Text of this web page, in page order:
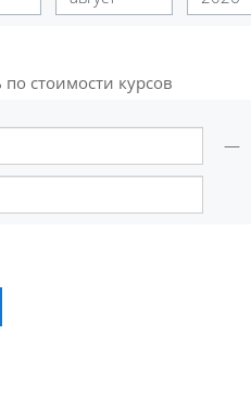
по стоимости курсов
по стоимости
—